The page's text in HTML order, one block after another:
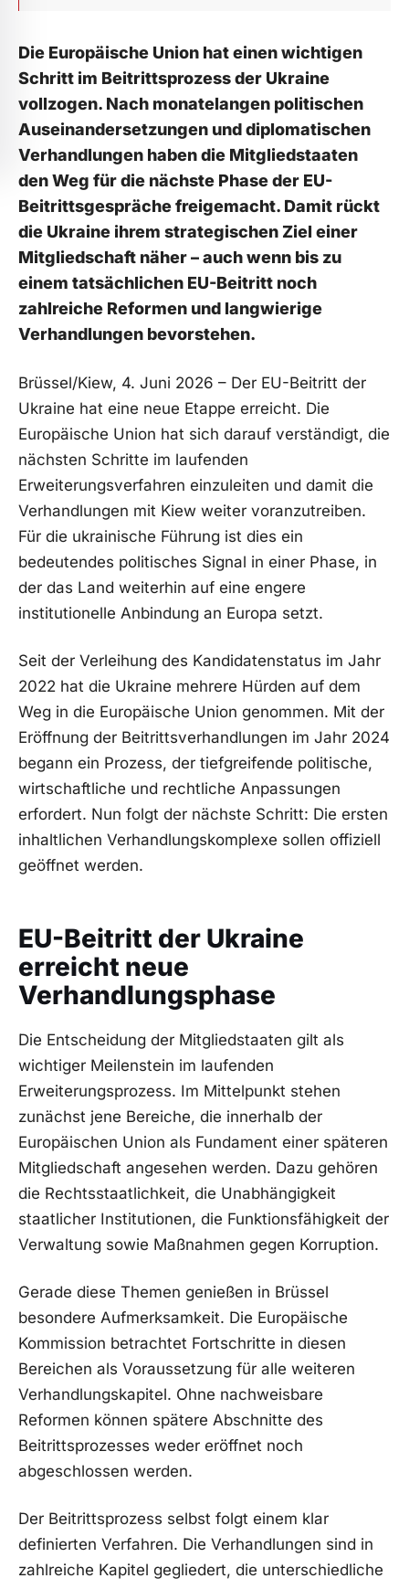
Die Europäische Union hat einen wichtigen
Schritt im Beitrittsprozess der Ukraine
vollzogen. Nach monatelangen politischen
Auseinandersetzungen und diplomatischen
Verhandlungen haben die Mitgliedstaaten
den Weg für die nächste Phase der EU-
Beitrittsgespräche freigemacht. Damit rückt
die Ukraine ihrem strategischen Ziel einer
Mitgliedschaft näher – auch wenn bis zu
einem tatsächlichen EU-Beitritt noch
zahlreiche Reformen und langwierige
Verhandlungen bevorstehen.
Brüssel/Kiew, 4. Juni 2026 – Der EU-Beitritt der
Ukraine hat eine neue Etappe erreicht. Die
Europäische Union hat sich darauf verständigt, die
nächsten Schritte im laufenden
Erweiterungsverfahren einzuleiten und damit die
Verhandlungen mit Kiew weiter voranzutreiben.
Für die ukrainische Führung ist dies ein
bedeutendes politisches Signal in einer Phase, in
der das Land weiterhin auf eine engere
institutionelle Anbindung an Europa setzt.
Seit der Verleihung des Kandidatenstatus im Jahr
2022 hat die Ukraine mehrere Hürden auf dem
Weg in die Europäische Union genommen. Mit der
Eröffnung der Beitrittsverhandlungen im Jahr 2024
begann ein Prozess, der tiefgreifende politische,
wirtschaftliche und rechtliche Anpassungen
erfordert. Nun folgt der nächste Schritt: Die ersten
inhaltlichen Verhandlungskomplexe sollen offiziell
geöffnet werden.
EU-Beitritt der Ukraine
erreicht neue
Verhandlungsphase
Die Entscheidung der Mitgliedstaaten gilt als
wichtiger Meilenstein im laufenden
Erweiterungsprozess. Im Mittelpunkt stehen
zunächst jene Bereiche, die innerhalb der
Europäischen Union als Fundament einer späteren
Mitgliedschaft angesehen werden. Dazu gehören
die Rechtsstaatlichkeit, die Unabhängigkeit
staatlicher Institutionen, die Funktionsfähigkeit der
Verwaltung sowie Maßnahmen gegen Korruption.
Gerade diese Themen genießen in Brüssel
besondere Aufmerksamkeit. Die Europäische
Kommission betrachtet Fortschritte in diesen
Bereichen als Voraussetzung für alle weiteren
Verhandlungskapitel. Ohne nachweisbare
Reformen können spätere Abschnitte des
Beitrittsprozesses weder eröffnet noch
abgeschlossen werden.
Der Beitrittsprozess selbst folgt einem klar
definierten Verfahren. Die Verhandlungen sind in
zahlreiche Kapitel gegliedert, die unterschiedliche